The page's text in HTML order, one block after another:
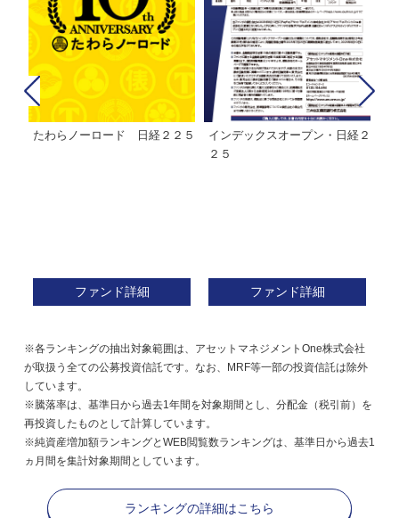
ＭＨＡＭ株式インデックスファ
ファンド詳細
インデックスミリオン
ファンド詳細
※各ランキングの抽出対象範囲は、アセットマネジメントOne株式会社
が取扱う全ての公募投資信託です。なお、MRF等一部の投資信託は除外
しています。
※騰落率は、基準日から過去1年間を対象期間とし、分配金（税引前）を
再投資したものとして計算しています。
※純資産増加額ランキングとWEB閲覧数ランキングは、基準日から過去1
ヵ月間を集計対象期間としています。
ランキングの詳細はこちら